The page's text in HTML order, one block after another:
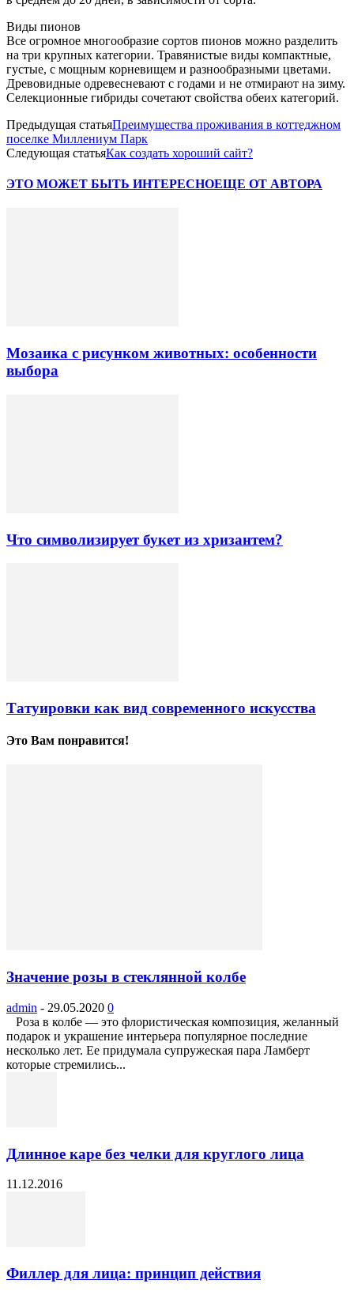
Виды пионов
Все огромное многообразие сортов пионов можно разделить
на три крупных категории. Травянистые виды компактные,
густые, с мощным корневищем и разнообразными цветами.
Древовидные одревесневают с годами и не отмирают на зиму.
Селекционные гибриды сочетают свойства обеих категорий.
Предыдущая статьяПреимущества проживания в коттеджном
поселке Миллениум Парк
Следующая статьяКак создать хороший сайт?
ЭТО МОЖЕТ БЫТЬ ИНТЕРЕСНОЕЩЕ ОТ АВТОРА
Мозаика с рисунком животных: особенности
выбора
Что символизирует букет из хризантем?
Татуировки как вид современного искусства
Это Вам понравится!
Значение розы в стеклянной колбе
admin - 29.05.2020 0
Роза в колбе — это флористическая композиция, желанный
подарок и украшение интерьера популярное последние
несколько лет. Ее придумала супружеская пара Ламберт
которые стремились...
Длинное каре без челки для круглого лица
11.12.2016
Филлер для лица: принцип действия